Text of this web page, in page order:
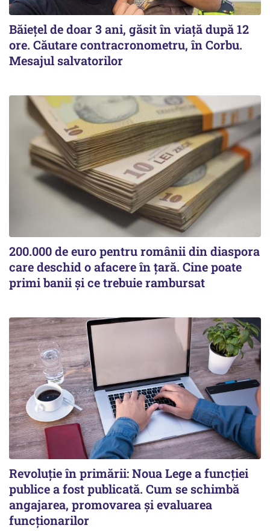
Băiețel de doar 3 ani, găsit în viață după 12
ore. Căutare contracronometru, în Corbu.
Mesajul salvatorilor
200.000 de euro pentru românii din diaspora
care deschid o afacere în țară. Cine poate
primi banii și ce trebuie rambursat
Revoluție în primării: Noua Lege a funcției
publice a fost publicată. Cum se schimbă
angajarea, promovarea și evaluarea
funcționarilor